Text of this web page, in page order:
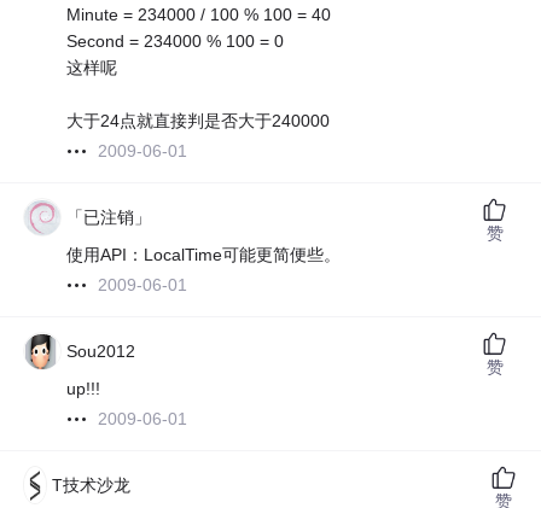
Minute = 234000 / 100 % 100 = 40
Second = 234000 % 100 = 0
这样呢
大于24点就直接判是否大于240000
2009-06-01
「已注销」
使用API：LocalTime可能更简便些。
2009-06-01
赞
Sou2012
up!!!
2009-06-01
赞
T技术沙龙
赞